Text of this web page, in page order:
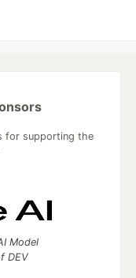
for supporting the
Model
DEV